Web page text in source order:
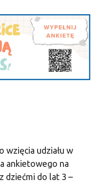
wzięcia udziału w
ankietowego na
dziećmi do lat 3 –